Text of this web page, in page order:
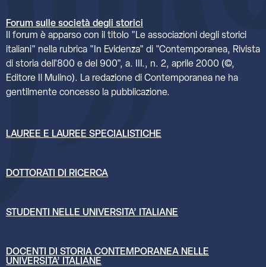
Forum sulle società degli storici
Il forum è apparso con il titolo "Le associazioni degli storici
italiani" nella rubrica "In Evidenza" di "Contemporanea, Rivista
di storia dell'800 e del 900", a. III., n. 2, aprile 2000 (©,
Editore Il Mulino). La redazione di Contemporanea ne ha
gentilmente concesso la pubblicazione.
LAUREE E LAUREE SPECIALISTICHE
DOTTORATI DI RICERCA
STUDENTI NELLE UNIVERSITA’ ITALIANE
DOCENTI DI STORIA CONTEMPORANEA NELLE
UNIVERSITA’ ITALIANE